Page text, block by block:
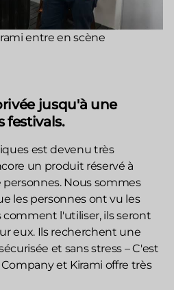
entre en scène
jusqu'à une
festivals.
est devenu très
un produit réservé à
Nous sommes
les personnes ont vu les
comment l'utiliser, ils seront
eux. Ils recherchent une
et sans stress – C'est
et Kirami offre très